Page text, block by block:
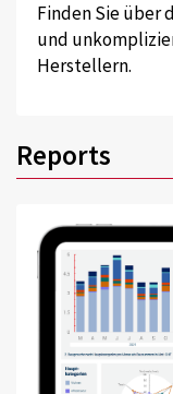
Finden Sie über
und
Herstellern.
Reports